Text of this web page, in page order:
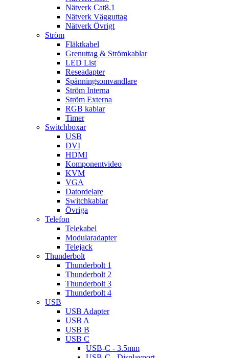
Nätverk Cat8.1
Nätverk Vägguttag
Nätverk Övrigt
Ström
Fläktkabel
Grenuttag & Strömkablar
LED List
Reseadapter
Spänningsomvandlare
Ström Interna
Ström Externa
RGB kablar
Timer
Switchboxar
USB
DVI
HDMI
Komponentvideo
KVM
VGA
Datordelare
Switchkablar
Övriga
Telefon
Telekabel
Modularadapter
Telejack
Thunderbolt
Thunderbolt 1
Thunderbolt 2
Thunderbolt 3
Thunderbolt 4
USB
USB Adapter
USB A
USB B
USB C
USB-C - 3.5mm